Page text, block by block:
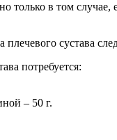
только в том
сустава
потребуется:
– 50 г.